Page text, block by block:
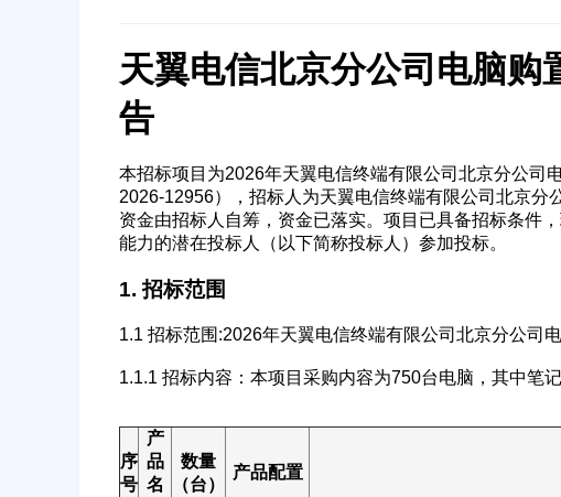
天翼电信北京分公司电脑购
告
本招标项目为2026年天翼电信终端有限公司北京分公司
2026-12956），招标人为天翼电信终端有限公司北京分
资金由招标人自筹，资金已落实。项目已具备招标条件
能力的潜在投标人（以下简称投标人）参加投标。
1. 招标范围
1.1 招标范围:2026年天翼电信终端有限公司北京分公司
1.1.1 招标内容：本项目采购内容为750台电脑，其中笔
序
号
产
品
名
数量
（台）
产品配置